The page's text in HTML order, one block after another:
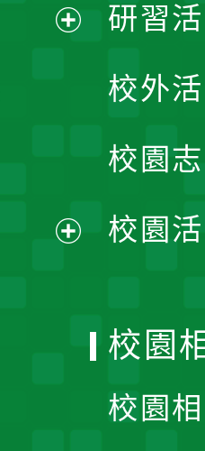
單
研習
校外
校園
校園
校園
校園